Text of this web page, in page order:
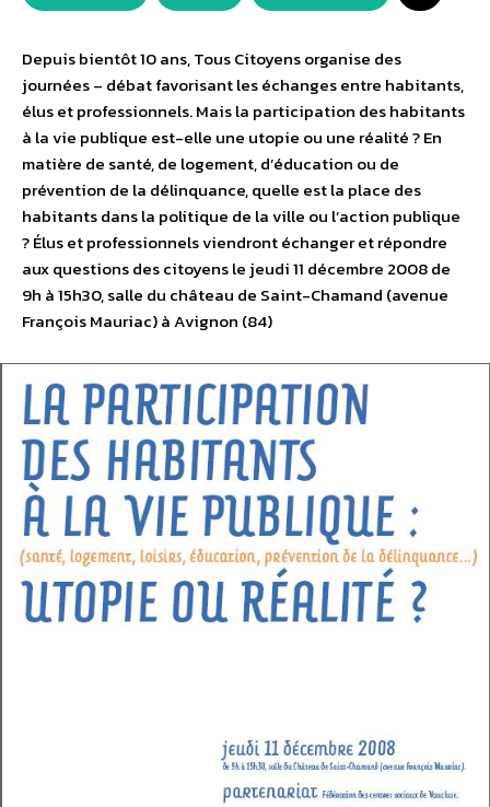
Depuis bientôt 10 ans, Tous Citoyens organise des
journées – débat favorisant les échanges entre habitants,
élus et professionnels. Mais la participation des habitants
à la vie publique est-elle une utopie ou une réalité ? En
matière de santé, de logement, d’éducation ou de
prévention de la délinquance, quelle est la place des
habitants dans la politique de la ville ou l’action publique
? Élus et professionnels viendront échanger et répondre
aux questions des citoyens le jeudi 11 décembre 2008 de
9h à 15h30, salle du château de Saint-Chamand (avenue
François Mauriac) à Avignon (84)